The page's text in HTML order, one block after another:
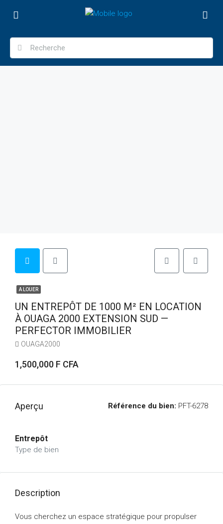
A LOUER
UN ENTREPÔT DE 1000 M² EN LOCATION
À OUAGA 2000 EXTENSION SUD —
PERFECTOR IMMOBILIER
OUAGA2000
1,500,000 F CFA
Aperçu Référence du bien: PFT-6278
Entrepôt
Type de bien
Description
Vous cherchez un espace stratégique pour propulser